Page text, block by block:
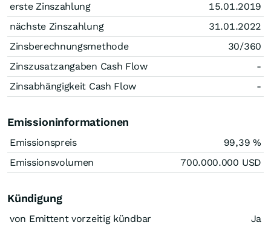
erste Zinszahlung
15.01.2019
nächste Zinszahlung
31.01.2022
Zinsberechnungsmethode
30/360
Zinszusatzangaben Cash Flow
-
Zinsabhängigkeit Cash Flow
-
Emissioninformationen
Emissionspreis 99,39 %
Emissionsvolumen
700.000.000 USD
Kündigung
von Emittent vorzeitig kündbar
Ja